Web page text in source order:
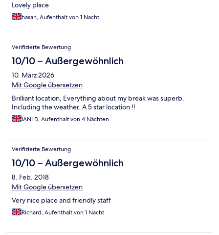
Lovely place
hasan, Aufenthalt von 1 Nacht
Verifizierte Bewertung
10/10 – Außergewöhnlich
10. März 2026
Mit Google übersetzen
Brilliant location, Everything about my break was superb.
Including the weather. A 5 star location !!
IANI D, Aufenthalt von 4 Nächten
Verifizierte Bewertung
10/10 – Außergewöhnlich
8. Feb. 2018
Mit Google übersetzen
Very nice place and friendly staff
Richard, Aufenthalt von 1 Nacht